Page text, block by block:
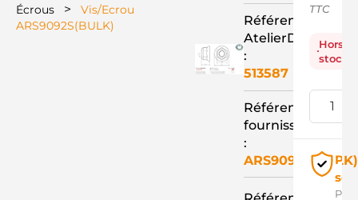
Écrous >
Vis/Ecrou
ARS9092S(BULK)
Référence
AtelierD
:
513587
Référence
fournisseur
:
ARS9092S(BULK)
TTC
Hors
stock